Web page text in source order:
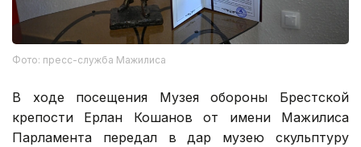
Фото: пресс-служба Мажилиса
В ходе посещения Музея обороны Брестской
крепости Ерлан Кошанов от имени Мажилиса
Парламента передал в дар музею скульптуру